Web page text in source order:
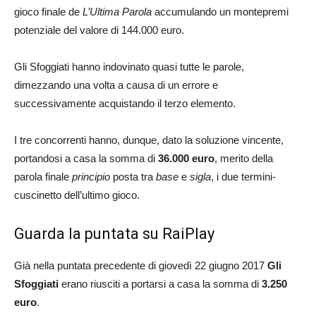
gioco finale de L’Ultima Parola accumulando un montepremi
potenziale del valore di 144.000 euro.
Gli Sfoggiati hanno indovinato quasi tutte le parole,
dimezzando una volta a causa di un errore e
successivamente acquistando il terzo elemento.
I tre concorrenti hanno, dunque, dato la soluzione vincente,
portandosi a casa la somma di 36.000 euro, merito della
parola finale principio posta tra base e sigla, i due termini-
cuscinetto dell’ultimo gioco.
Guarda la puntata su RaiPlay
Già nella puntata precedente di giovedì 22 giugno 2017 Gli
Sfoggiati erano riusciti a portarsi a casa la somma di 3.250
euro.